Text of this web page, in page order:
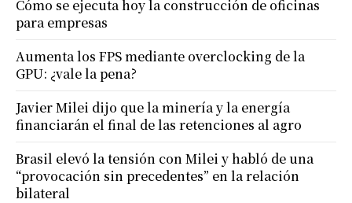
Cómo se ejecuta hoy la construcción de oficinas
para empresas
Aumenta los FPS mediante overclocking de la
GPU: ¿vale la pena?
Javier Milei dijo que la minería y la energía
financiarán el final de las retenciones al agro
Brasil elevó la tensión con Milei y habló de una
“provocación sin precedentes” en la relación
bilateral